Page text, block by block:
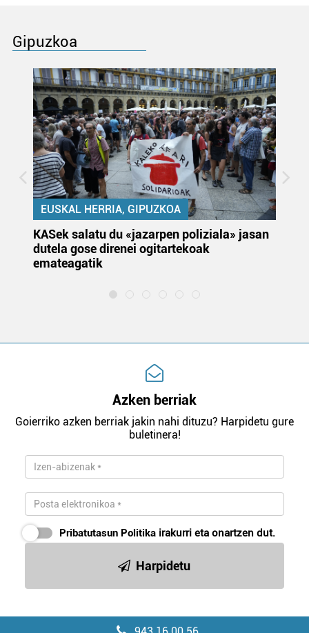
Gipuzkoa
EUSKAL HERRIA, GIPUZKOA
KASek salatu du «jazarpen poliziala» jasan
dutela gose direnei ogitartekoak
emateagatik
Azken berriak
Goierriko azken berriak jakin nahi dituzu? Harpidetu gure
buletinera!
Pribatutasun Politika irakurri eta onartzen dut.
Harpidetu